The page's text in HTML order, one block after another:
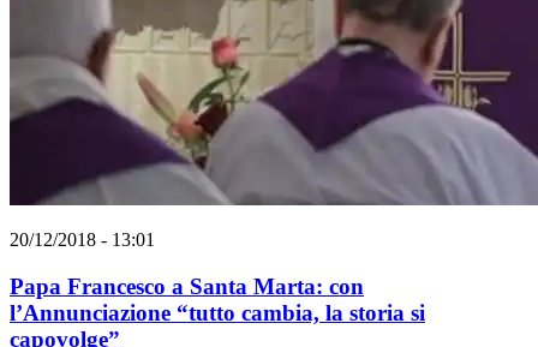
20/12/2018 - 13:01
Papa Francesco a Santa Marta: con
l’Annunciazione “tutto cambia, la storia si
capovolge”